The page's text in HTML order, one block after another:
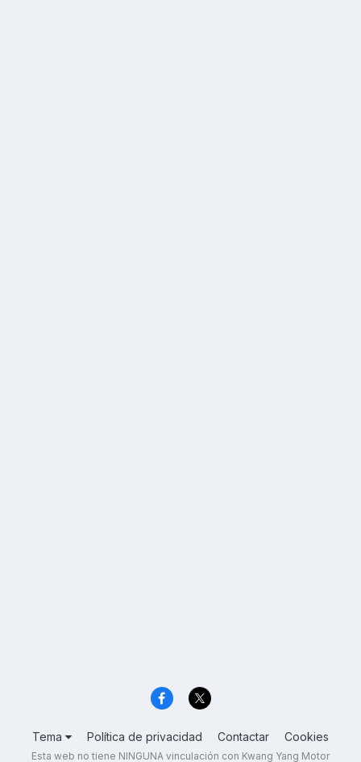
Tema Política de privacidad Contactar Cookies
Esta web no tiene NINGUNA vinculación con Kwang Yang Motor